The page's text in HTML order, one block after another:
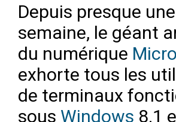
Depuis presque une
semaine, le géant
du numérique
exhorte tous les
de terminaux
sous Windows 8.1